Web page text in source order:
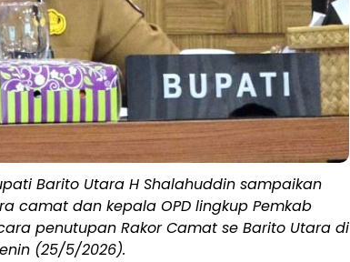
Barito Utara H Shalahuddin sampaikan
camat dan kepala OPD lingkup Pemkab
penutupan Rakor Camat se Barito Utara di
(25/5/2026).